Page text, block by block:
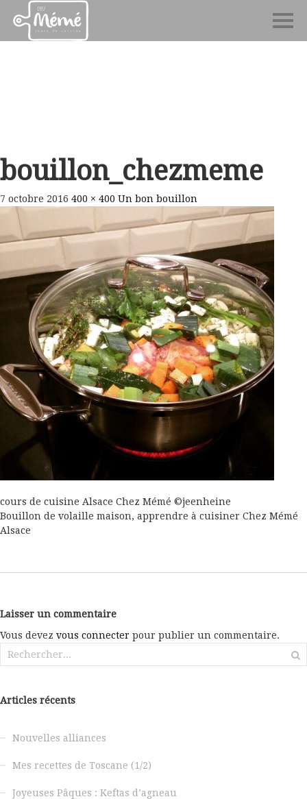
bouillon_chezmeme
7 octobre 2016 400 × 400 Un bon bouillon
cours de cuisine Alsace Chez Mémé ©jeenheine
Bouillon de volaille maison, apprendre à cuisiner Chez Mémé
Alsace
Laisser un commentaire
Vous devez vous connecter pour publier un commentaire.
Rechercher :
Articles récents
Nouvelles alliances
Mes recettes de Toscane (1/2)
Joyeuses Pâques : Keftas d’agneau